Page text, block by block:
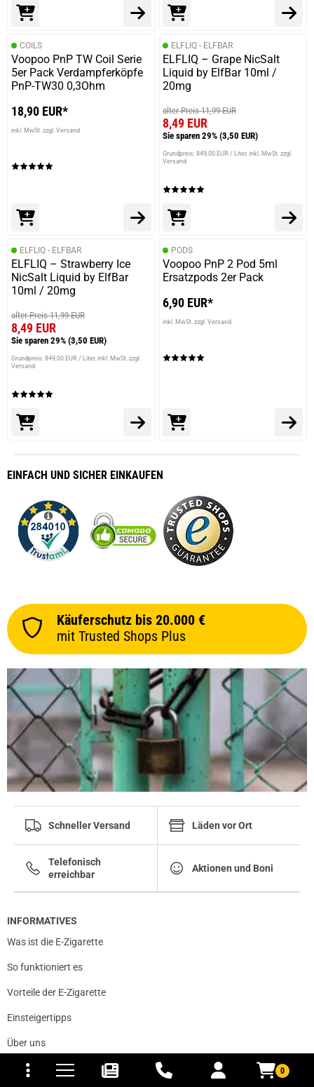
0
und Versandkosten
COILS
Voopoo PnP TW Coil Serie
5er Pack Verdampferköpfe
PnP-TW30 0,3Ohm
18,90 EUR*
inkl. MwSt. zzgl. Versand
ELFLIQ - ELFBAR
ELFLIQ – Grape NicSalt
Liquid by ElfBar 10ml /
20mg
alter Preis 11,99 EUR
8,49 EUR
Sie sparen 29% (3,50 EUR)
Grundpreis: 849,00 EUR / Liter inkl. MwSt. zzgl.
Versand
ELFLIQ - ELFBAR
ELFLIQ – Strawberry Ice
NicSalt Liquid by ElfBar
10ml / 20mg
alter Preis 11,99 EUR
8,49 EUR
Sie sparen 29% (3,50 EUR)
Grundpreis: 849,00 EUR / Liter inkl. MwSt. zzgl.
Versand
PODS
Voopoo PnP 2 Pod 5ml
Ersatzpods 2er Pack
6,90 EUR*
inkl. MwSt. zzgl. Versand
EINFACH UND SICHER EINKAUFEN
Käuferschutz bis 20.000 €
mit Trusted Shops Plus
Schneller Versand Läden vor Ort
Telefonisch
erreichbar
Aktionen und Boni
INFORMATIVES
Was ist die E-Zigarette
So funktioniert es
Vorteile der E-Zigarette
Einsteigertipps
Über uns